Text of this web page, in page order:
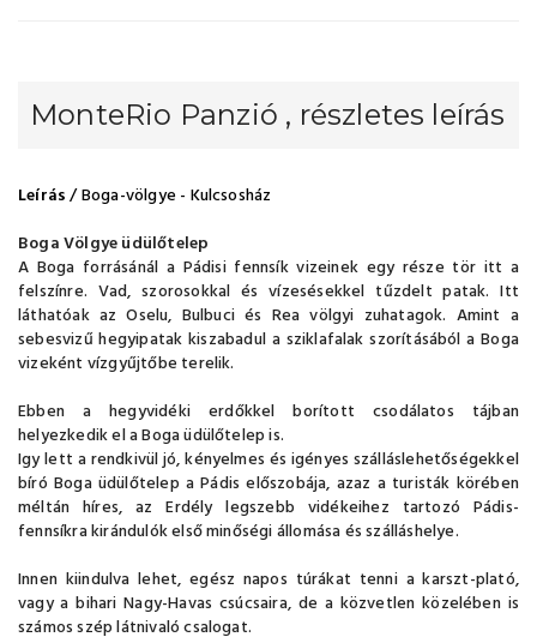
MonteRio Panzió , részletes leírás
Leírás/ Boga-völgye - Kulcsosház
Boga Völgye üdülőtelep
A Boga forrásánál a Pádisi fennsík vizeinek egy része tör itt a
felszínre. Vad, szorosokkal és vízesésekkel tűzdelt patak. Itt
láthatóak az Oselu, Bulbuci és Rea völgyi zuhatagok. Amint a
sebesvizű hegyipatak kiszabadul a sziklafalak szorításából a Boga
vizeként vízgyűjtőbe terelik.
Ebben a hegyvidéki erdőkkel borított csodálatos tájban
helyezkedik el a Boga üdülőtelep is.
Igy lett a rendkivül jó, kényelmes és igényes szálláslehetőségekkel
bíró Boga üdülőtelep a Pádis előszobája, azaz a turisták körében
méltán híres, az Erdély legszebb vidékeihez tartozó Pádis-
fennsíkra kirándulók első minőségi állomása és szálláshelye.
Innen kiindulva lehet, egész napos túrákat tenni a karszt-plató,
vagy a bihari Nagy-Havas csúcsaira, de a közvetlen közelében is
számos szép látnivaló csalogat.